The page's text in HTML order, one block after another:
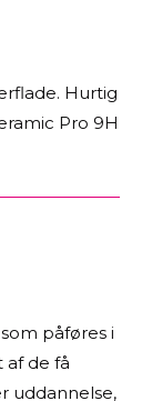
Hurtig
Pro 9H
påføres i
af de få
uddannelse,